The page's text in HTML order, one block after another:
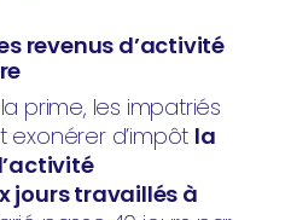
revenus d’activité
prime, les impatriés
d’impôt la
jours travaillés à